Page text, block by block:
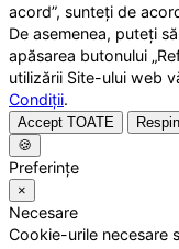
acord”, sunteți de
De asemenea, puteți
apăsarea butonului
utilizării Site-ului web
Condiții.
Accept TOATE
🍪
Preferințe
×
Necesare
Cookie-urile necesare